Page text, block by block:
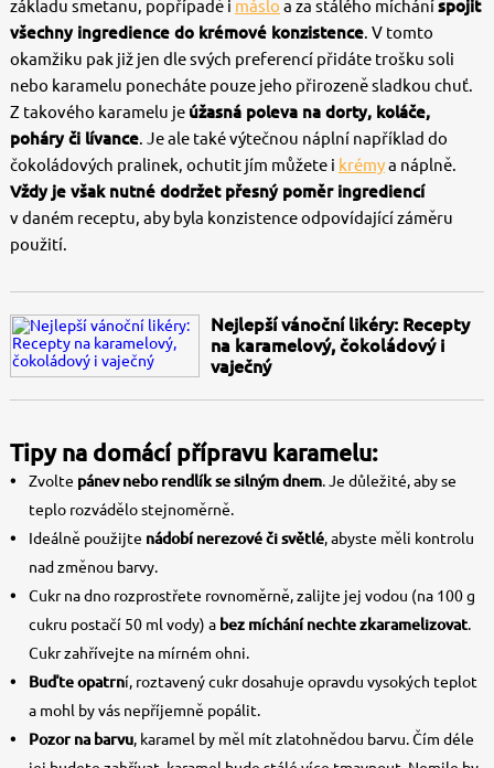
základu smetanu, popřípadě i máslo a za stálého mícháníspojit
všechny ingredience do krémové konzistence. V tomto
okamžiku pak již jen dle svých preferencí přidáte trošku soli
nebo karamelu ponecháte pouze jeho přirozeně sladkou chuť.
Z takového karamelu je úžasná poleva na dorty, koláče,
poháry či lívance. Je ale také výtečnou náplní například do
čokoládových pralinek, ochutit jím můžete i krémya náplně.
Vždy je však nutné dodržet přesný poměr ingrediencí
v daném receptu, aby byla konzistence odpovídající záměru
použití.
Nejlepší vánoční likéry: Recepty
na karamelový, čokoládový i
vaječný
Tipy na domácí přípravu karamelu:
Zvolte pánev nebo rendlík se silným dnem. Je důležité, aby se
teplo rozvádělo stejnoměrně.
Ideálně použijte nádobí nerezové či světlé, abyste měli kontrolu
nad změnou barvy.
Cukr na dno rozprostřete rovnoměrně, zalijte jej vodou (na 100 g
cukru postačí 50 ml vody) a bez míchání nechte zkaramelizovat.
Cukr zahřívejte na mírném ohni.
Buďte opatrní, roztavený cukr dosahuje opravdu vysokých teplot
a mohl by vás nepříjemně popálit.
Pozor na barvu, karamel by měl mít zlatohnědou barvu. Čím déle